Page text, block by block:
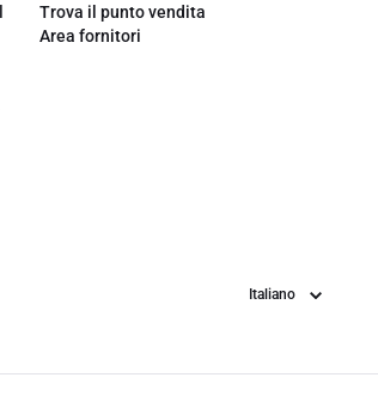
Trova il punto vendita
Area fornitori
Lingua